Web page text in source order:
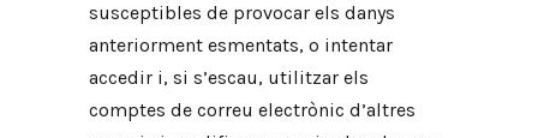
susceptibles de provocar els danys
anteriorment esmentats, o intentar
accedir i, si s’escau, utilitzar els
comptes de correu electrònic d’altres